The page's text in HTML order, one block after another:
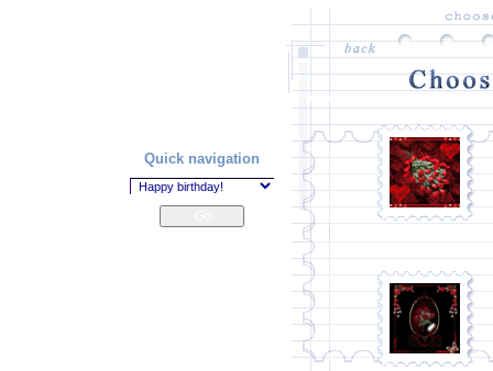
Quick navigation